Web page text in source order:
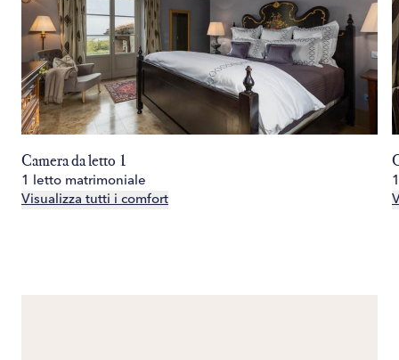
Camera da letto 1
1 letto matrimoniale
Visualizza tutti i comfort